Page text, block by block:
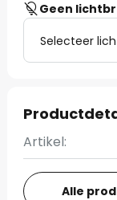
Geen
Selecteer
Artikel:
Alle